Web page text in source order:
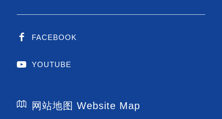
FACEBOOK
YOUTUBE
网站地图 Website Map